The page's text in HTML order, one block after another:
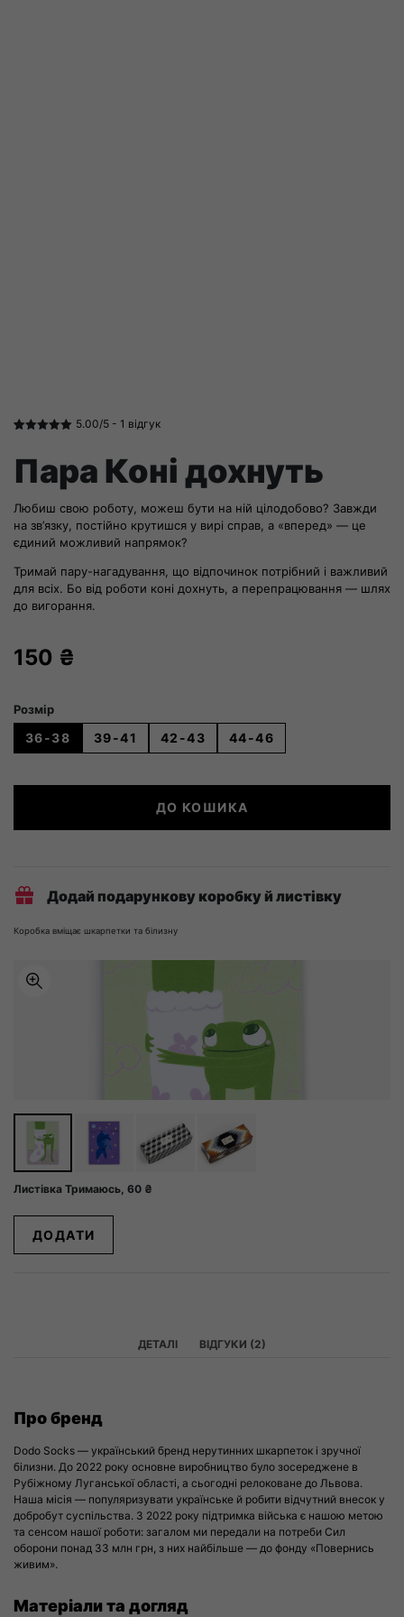
основі
опитування
покупців
5.00/5 - 1 відгук
Пара Коні дохнуть
Любиш свою роботу, можеш бути на ній цілодобово? Завжди
на зв’язку, постійно крутишся у вирі справ, а «вперед» — це
єдиний можливий напрямок?
Тримай пару-нагадування, що відпочинок потрібний і важливий
для всіх. Бо від роботи коні дохнуть, а перепрацювання — шлях
до вигорання.
150 ₴
Розмір
36-38 39-41 42-43 44-46
ДО КОШИКА
Додай подарункову коробку й листівку
Коробка вміщає шкарпетки та білизну
Листівка Тримаюсь, 60 ₴
ДОДАТИ
ДЕТАЛІ ВІДГУКИ (2)
Про бренд
Dodo Socks — український бренд нерутинних шкарпеток і зручної
білизни. До 2022 року основне виробництво було зосереджене в
Рубіжному Луганської області, а сьогодні релоковане до Львова.
Наша місія — популяризувати українське й робити відчутний внесок у
добробут суспільства. З 2022 року підтримка війська є нашою метою
та сенсом нашої роботи: загалом ми передали на потреби Сил
оборони понад 33 млн грн, з них найбільше — до фонду «Повернись
живим».
Матеріали та догляд